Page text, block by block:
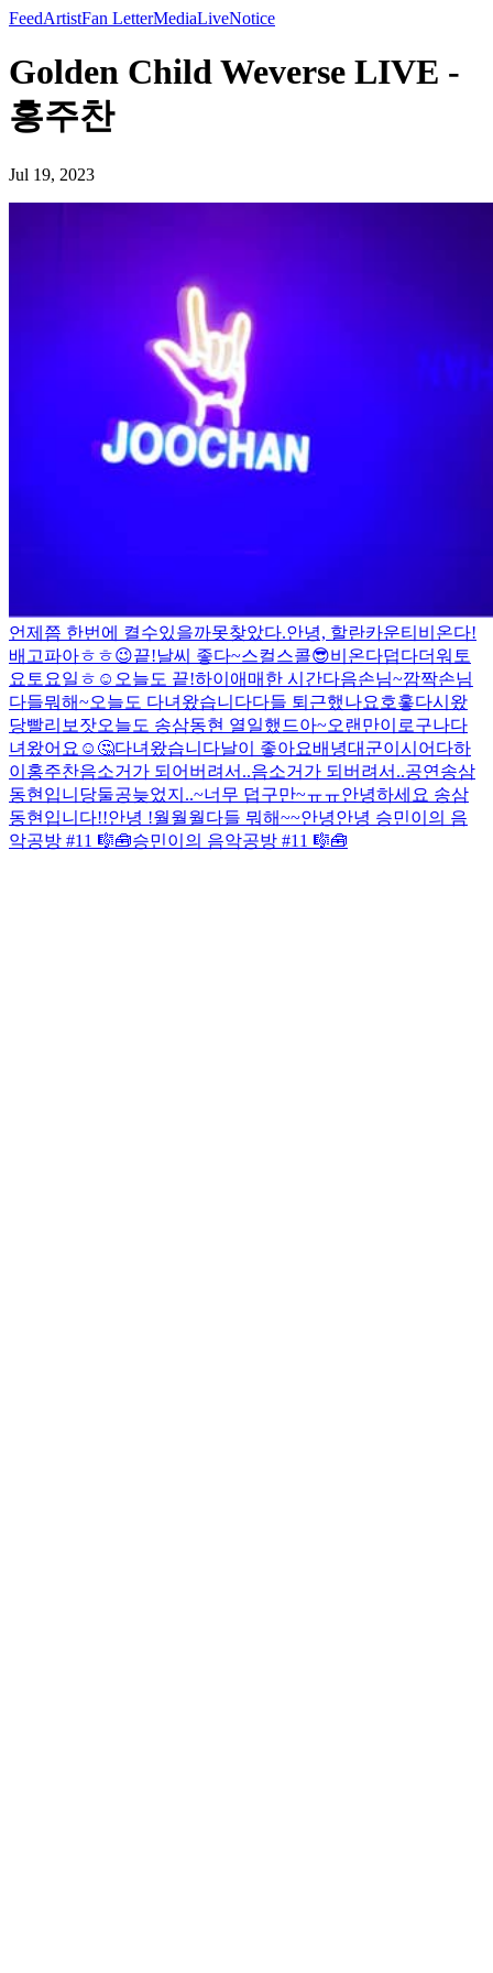
FeedArtistFan LetterMediaLiveNotice
Golden Child Weverse LIVE -
홍주찬
Jul 19, 2023
언제쯤 한번에 켤수있을까못찾았다.안녕, 할란카운티 비온다!
배고파아ㅎㅎ😉끝!날씨 좋다~스컬스콜😎비온다덥다더워 토
요토요일 ㅎ ☺️ 오늘도 끝!하이 애매한 시간다음손님~깜짝손님
다들뭐해~오늘도 다녀왔습니다다들 퇴근했나요호홓다시왔
당빨리보잣오늘도 송삼동현 열일했드아~오랜만이로구나다
녀왔어요☺️ 🤔다녀왔습니다날이 좋아요배녕대군이시어다하
이 홍주찬음소거가 되어버려서..음소거가 되버려서..공연 송삼
동현입니당둘공늦었지..~너무 덥구만~ㅠㅠ안녕하세요 송삼
동현입니다!!안녕 !월월월다들 뭐해~~안녕안녕 승민이의 음
악공방 #11 🎼🧰승민이의 음악공방 #11 🎼🧰